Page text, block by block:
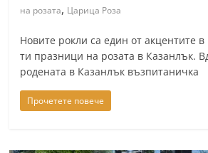
на розата, Царица Роза
Новите рокли са един от акцентите
ти празници на розата в Казанлък.
родената в Казанлък възпитаничка
Прочетете повече